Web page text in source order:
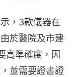
，3款儀器在
於醫院及市建
高準確度，因
並需要證書證